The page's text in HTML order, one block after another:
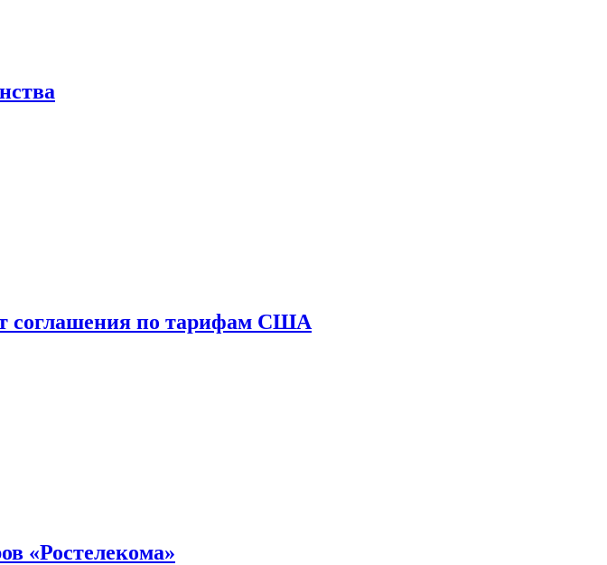
соглашения по тарифам США
«Ростелекома»